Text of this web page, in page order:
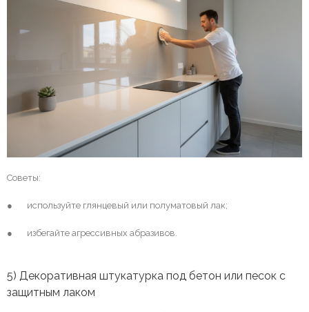
Советы:
● используйте глянцевый или полуматовый лак;
● избегайте агрессивных абразивов.
5) Декоративная штукатурка под бетон или песок с
защитным лаком